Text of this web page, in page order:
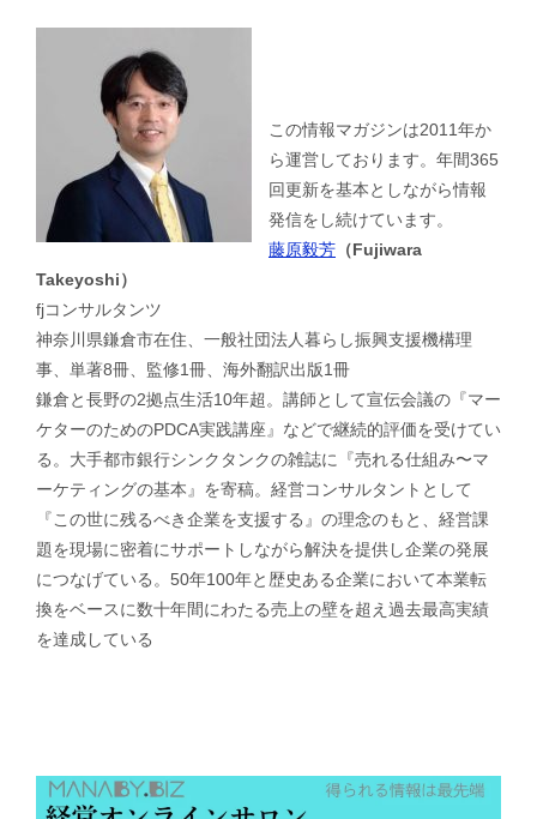
この情報マガジンは2011年か
ら運営しております。年間365
回更新を基本としながら情報
発信をし続けています。
藤原毅芳 （Fujiwara
Takeyoshi）
fjコンサルタンツ
神奈川県鎌倉市在住、一般社団法人暮らし振興支援機構理
事、単著8冊、監修1冊、海外翻訳出版1冊
鎌倉と長野の2拠点生活10年超。講師として宣伝会議の『マー
ケターのためのPDCA実践講座』などで継続的評価を受けてい
る。大手都市銀行シンクタンクの雑誌に『売れる仕組み〜マ
ーケティングの基本』を寄稿。経営コンサルタントとして
『この世に残るべき企業を支援する』の理念のもと、経営課
題を現場に密着にサポートしながら解決を提供し企業の発展
につなげている。50年100年と歴史ある企業において本業転
換をベースに数十年間にわたる売上の壁を超え過去最高実績
を達成している